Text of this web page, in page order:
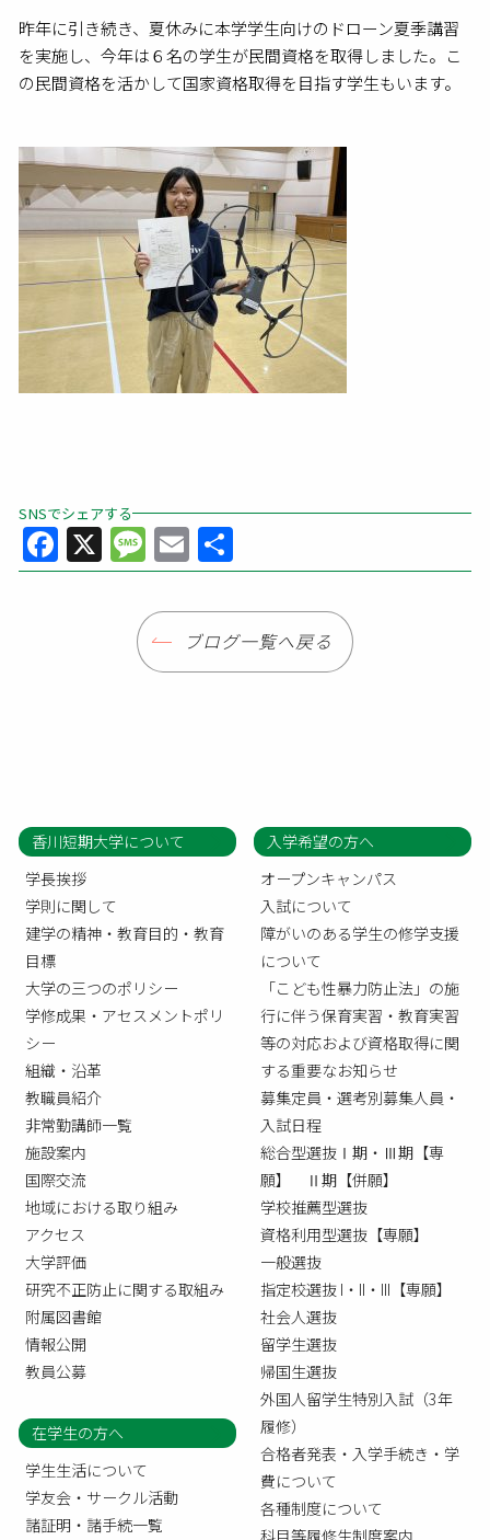
昨年に引き続き、夏休みに本学学生向けのドローン夏季講習
を実施し、今年は６名の学生が民間資格を取得しました。こ
の民間資格を活かして国家資格取得を目指す学生もいます。
SNSでシェアする
Facebook
X Message
Email
有
ブログ一覧へ戻る
香川短期大学について
学長挨拶
学則に関して
建学の精神・教育目的・教育
目標
大学の三つのポリシー
学修成果・アセスメントポリ
シー
組織・沿革
教職員紹介
非常勤講師一覧
施設案内
国際交流
地域における取り組み
アクセス
大学評価
研究不正防止に関する取組み
附属図書館
情報公開
教員公募
入学希望の方へ
オープンキャンパス
入試について
障がいのある学生の修学支援
について
「こども性暴力防止法」の施
行に伴う保育実習・教育実習
等の対応および資格取得に関
する重要なお知らせ
募集定員・選考別募集人員・
入試日程
総合型選抜Ⅰ期・Ⅲ期【専
願】 Ⅱ期【併願】
学校推薦型選抜
資格利用型選抜【専願】
一般選抜
指定校選抜 I・II・III【専願】
社会人選抜
留学生選抜
帰国生選抜
外国人留学生特別入試（3年
履修）
合格者発表・入学手続き・学
費について
各種制度について
科目等履修生制度案内
在学生の方へ
学生生活について
学友会・サークル活動
諸証明・諸手続一覧